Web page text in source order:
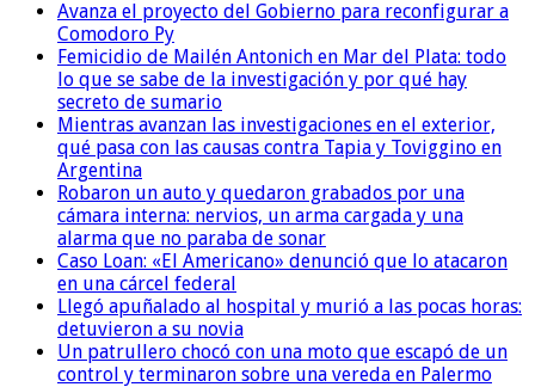
Avanza el proyecto del Gobierno para reconfigurar a
Comodoro Py
Femicidio de Mailén Antonich en Mar del Plata: todo
lo que se sabe de la investigación y por qué hay
secreto de sumario
Mientras avanzan las investigaciones en el exterior,
qué pasa con las causas contra Tapia y Toviggino en
Argentina
Robaron un auto y quedaron grabados por una
cámara interna: nervios, un arma cargada y una
alarma que no paraba de sonar
Caso Loan: «El Americano» denunció que lo atacaron
en una cárcel federal
Llegó apuñalado al hospital y murió a las pocas horas:
detuvieron a su novia
Un patrullero chocó con una moto que escapó de un
control y terminaron sobre una vereda en Palermo